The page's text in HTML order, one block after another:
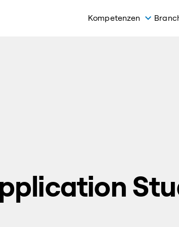
Kompetenzen